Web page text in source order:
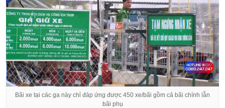
Bãi xe tại các ga này chỉ đáp ứng được 450 xe/bãi gồm cả bãi chính lẫn
bãi phụ